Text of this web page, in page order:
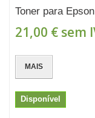
Toner para
21,00 € sem
MAIS
Disponível